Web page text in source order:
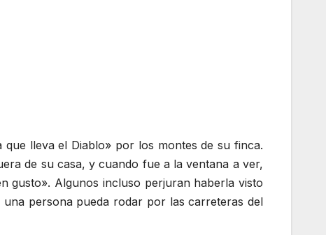
lleva el Diablo» por los montes de su finca.
de su casa, y cuando fue a la ventana a ver,
gusto». Algunos incluso perjuran haberla visto
una persona pueda rodar por las carreteras del